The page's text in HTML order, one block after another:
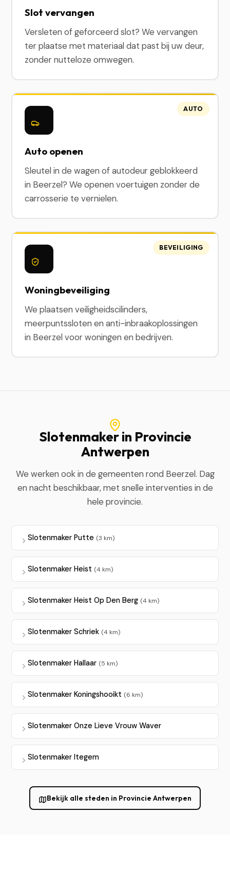
Slot vervangen
Versleten of geforceerd slot? We vervangen
ter plaatse met materiaal dat past bij uw deur,
zonder nutteloze omwegen.
Auto openen
Sleutel in de wagen of autodeur geblokkeerd
in Beerzel? We openen voertuigen zonder de
carrosserie te vernielen.
AUTO
Woningbeveiliging
We plaatsen veiligheidscilinders,
meerpuntssloten en anti-inbraakoplossingen
in Beerzel voor woningen en bedrijven.
BEVEILIGING
Slotenmaker in Provincie
Antwerpen
We werken ook in de gemeenten rond Beerzel. Dag
en nacht beschikbaar, met snelle interventies in de
hele provincie.
Slotenmaker Putte (3 km)
Slotenmaker Heist (4 km)
Slotenmaker Heist Op Den Berg (4 km)
Slotenmaker Schriek (4 km)
Slotenmaker Hallaar (5 km)
Slotenmaker Koningshooikt (6 km)
Slotenmaker Onze Lieve Vrouw Waver
Slotenmaker Itegem
Bekijk alle steden in Provincie Antwerpen